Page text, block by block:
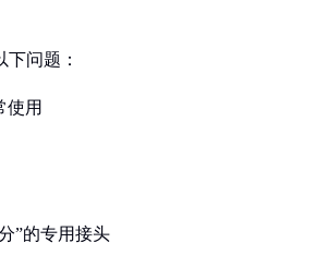
问题：
使用
”的专用接头